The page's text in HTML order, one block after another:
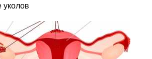
уколов